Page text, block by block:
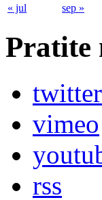
« jul sep »
Pratite
twitter
vimeo
rss